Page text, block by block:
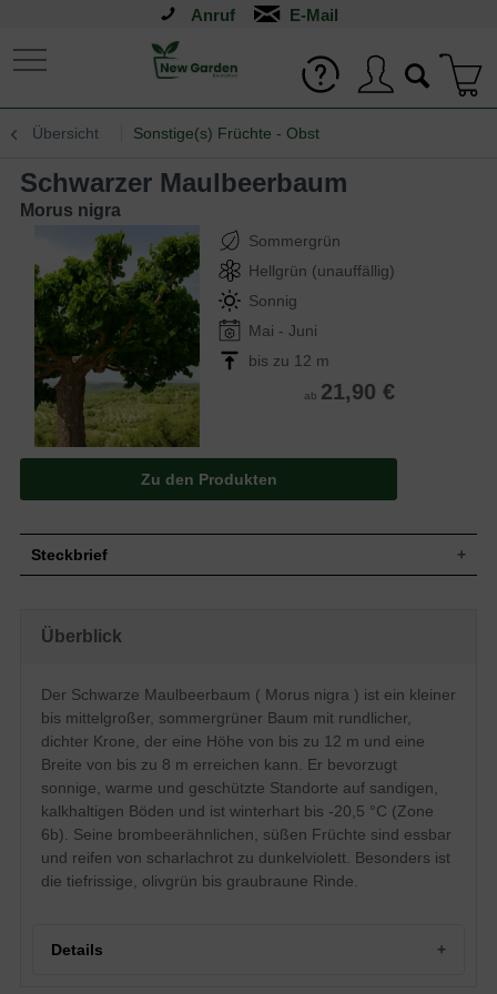
Anruf
Übersicht Sonstige(s) Früchte - Obst
Schwarzer Maulbeerbaum
Morus nigra
Sommergrün
Hellgrün (unauffällig)
Sonnig
Mai - Juni
bis zu 12 m
ab 21,90 €
Zu den Produkten
Steckbrief
Wuchs
Blatt
Sommergrün, herzförmig bis breit-
eiförmig, am Ende zugespitzt, grob
gesägter Rand, Oberseite glänzend
dunkelgrün und rau, Unterseite heller und
behaart, gelbe Herbstfärbung, 6 bis 12 cm
lang
Frucht
Brombeerähnlich, scharlachrot bis
dunkelviolett, schmackhaft und saftig, süß
im Geschmack, essbar
Geschmack
Süß und saftig
Blütezeit
Überblick
Der Schwarze Maulbeerbaum ( Morus nigra ) ist ein kleiner
bis mittelgroßer, sommergrüner Baum mit rundlicher,
dichter Krone, der eine Höhe von bis zu 12 m und eine
Breite von bis zu 8 m erreichen kann. Er bevorzugt
sonnige, warme und geschützte Standorte auf sandigen,
kalkhaltigen Böden und ist winterhart bis -20,5 °C (Zone
6b). Seine brombeerähnlichen, süßen Früchte sind essbar
und reifen von scharlachrot zu dunkelviolett. Besonders ist
die tiefrissige, olivgrün bis graubraune Rinde.
Details